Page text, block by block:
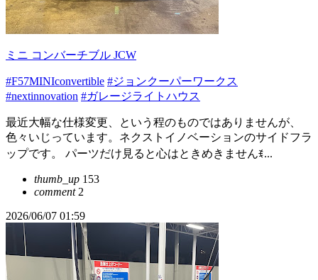
ミニ コンバーチブル JCW
#F57MINIconvertible #ジョンクーパーワークス
#nextinnovation #ガレージライトハウス
最近大幅な仕様変更、という程のものではありませんが、
色々いじっています。ネクストイノベーションのサイドフラ
ップです。 パーツだけ見ると心はときめきませんꉂ...
thumb_up 153
comment2
2026/06/07 01:59